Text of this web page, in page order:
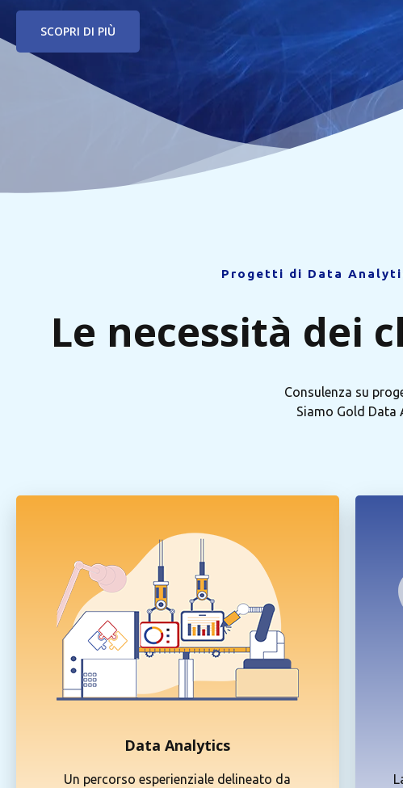
SCOPRI DI PIÙ
Progetti di Data
Le necessità dei
Consulenza su
Siamo Gold Data
Data Analytics
Un percorso esperienziale delineato da